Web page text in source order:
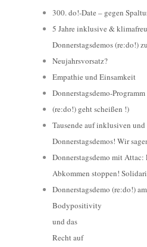
300. do!-Date – gegen
5 Jahre inklusive &
Donnerstagsdemos (re:do!)
Neujahrsvorsatz?
Empathie und Einsamkeit
Donnerstagsdemo-Programm
(re:do!) geht scheißen !)
Tausende auf inklusiven
Donnerstagsdemos! Wir
Donnerstagsdemo mit Attac:
Abkommen stoppen!
Donnerstagsdemo (re:do!)
Bodypositivity
und das
Recht auf